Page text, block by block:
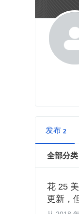
发布
全部分类
花 25